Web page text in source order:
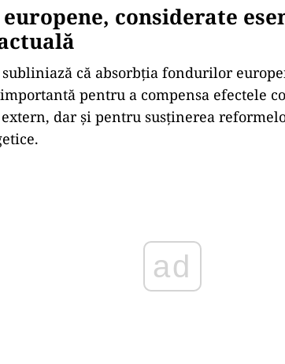
considerate
că absorbția fondurilor
pentru a compensa efectele
dar și pentru susținerea
ad